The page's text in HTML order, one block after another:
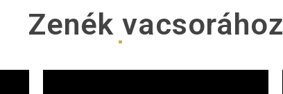
Zenék vacsorához